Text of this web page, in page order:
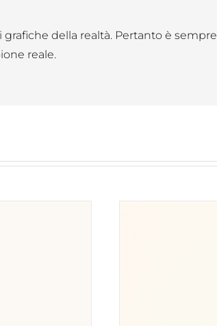
della realtà. Pertanto è sempre
reale.